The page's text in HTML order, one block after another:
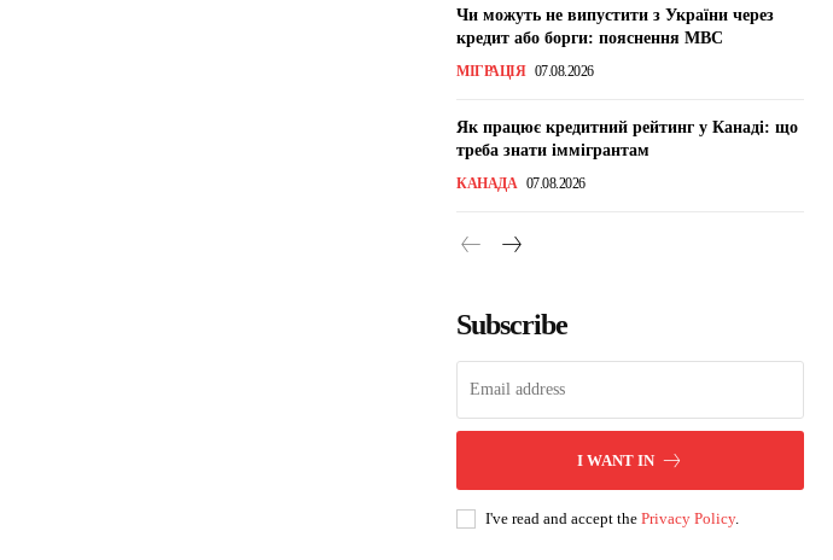
Чи можуть не випустити з України через
кредит або борги: пояснення МВС
МІГРАЦІЯ 07.08.2026
Як працює кредитний рейтинг у Канаді: що
треба знати іммігрантам
КАНАДА 07.08.2026
Subscribe
I WANT IN
I've read and accept the Privacy Policy.